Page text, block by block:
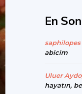
En
saphilopes
abicim
Uluer
hayatın,